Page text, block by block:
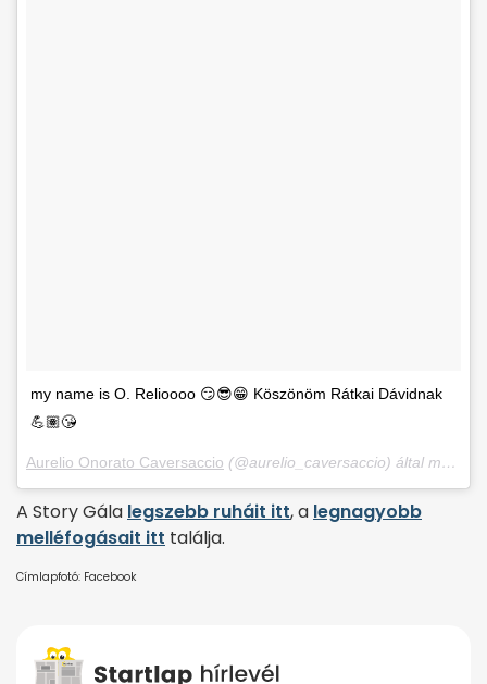
my name is O. Relioooo 😏😎😁 Köszönöm Rátkai Dávidnak
💪🏽😘
Aurelio Onorato Caversaccio (@aurelio_caversaccio) által megosztott bejegyzés,
A Story Gála legszebb ruháit itt, a legnagyobb
melléfogásait itt találja.
Címlapfotó: Facebook